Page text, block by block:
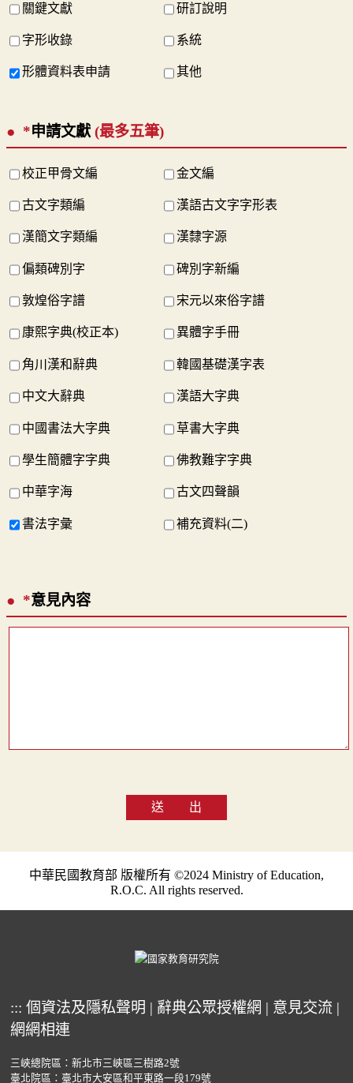
關鍵文獻 研訂說明
字形收錄 系統
形體資料表申請 其他
*申請文獻 (最多五筆)
校正甲骨文編 金文編
古文字類編 漢語古文字字形表
漢簡文字類編 漢隸字源
偏類碑別字 碑別字新編
敦煌俗字譜 宋元以來俗字譜
康熙字典(校正本) 異體字手冊
角川漢和辭典 韓國基礎漢字表
中文大辭典 漢語大字典
中國書法大字典 草書大字典
學生簡體字字典 佛教難字字典
中華字海 古文四聲韻
書法字彙 補充資料(二)
*意見內容
送 出
中華民國教育部 版權所有 ©2024 Ministry of Education,
R.O.C. All rights reserved.
::: 個資法及隱私聲明 | 辭典公眾授權網 | 意見交流 |
網網相連
三峽總院區：新北市三峽區三樹路2號
臺北院區：臺北市大安區和平東路一段179號